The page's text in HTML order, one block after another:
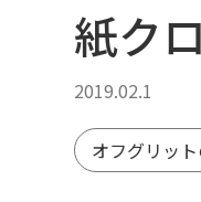
紙ク
2019.02.1
オフグリット